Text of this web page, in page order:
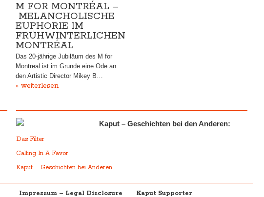
M FOR MONTRÉAL –
MELANCHOLISCHE
EUPHORIE IM
FRÜHWINTERLICHEN
MONTRÉAL
Das 20-jährige Jubiläum des M for
Montreal ist im Grunde eine Ode an
den Artistic Director Mikey B…
» weiterlesen
Kaput – Geschichten bei den Anderen:
Das Filter
Calling In A Favor
Kaput – Geschichten bei Anderen
Impressum – Legal Disclosure Kaput Supporter